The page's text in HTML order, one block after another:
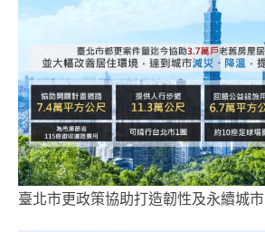
臺北市更政策協助打造韌性及永續城市